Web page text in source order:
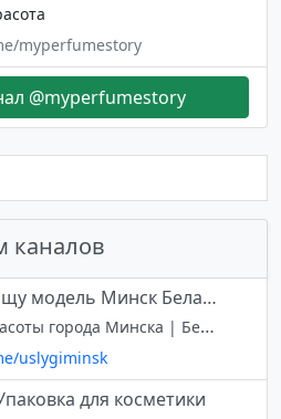
myperfumestory
@myperfumestory
каналов
Услуги Ищу модель Минск Беларусь
Услуги красоты города Минска | Беларусь Группа Вк: https://vk.com/uslygi_minsk Инстаграм: https://instagram.com/uslygi_modeli_minsk
uslygiminsk
для косметики